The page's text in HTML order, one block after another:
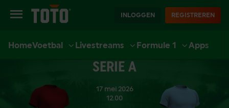
INLOGGEN REGISTREREN
HomeVoetbal Livestreams Formule 1 Apps
SERIE A
17 mei 2026
12.00